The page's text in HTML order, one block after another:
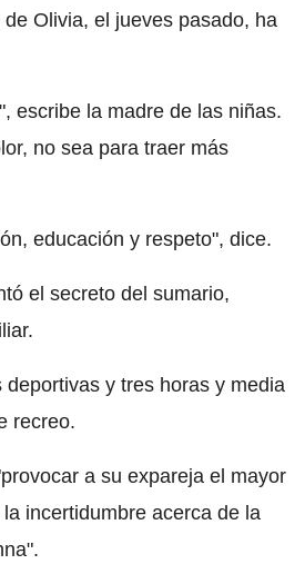
Olivia, el jueves pasado, ha
escribe la madre de las niñas.
no sea para traer más
educación y respeto", dice.
el secreto del sumario,
y tres horas y media
recreo.
a su expareja el mayor
incertidumbre acerca de la